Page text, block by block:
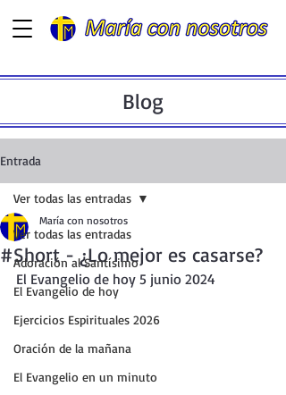
Blog
Entrada
Ver todas las entradas
Adoración al Santísimo
El Evangelio de hoy
Ejercicios Espirituales 2026
Oración de la mañana
El Evangelio en un minuto
Ver todas las entradas
#Short - ¿Lo mejor es casarse?
María con nosotros
El Evangelio de hoy 5 junio 2024